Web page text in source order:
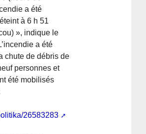
a été
à 6 h 51
», indique le
a été
chute de débris de
personnes et
été mobilisés
26583283